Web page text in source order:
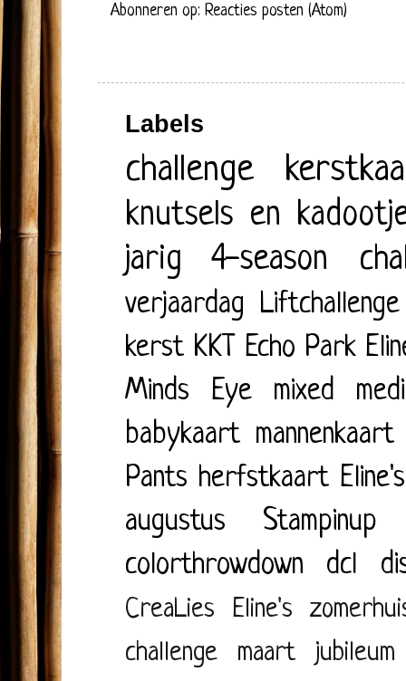
Abonneren op: Reacties posten (Atom)
Labels
challenge
knutsels en
jarig
4-season
verjaardag Liftchallenge
kerst KKT Echo Park
Minds Eye
mixed
babykaart mannenkaart
Pants herfstkaart
augustus
Stampinup
colorthrowdown
dcl
CreaLies
Eline's
challenge maart
jubileum